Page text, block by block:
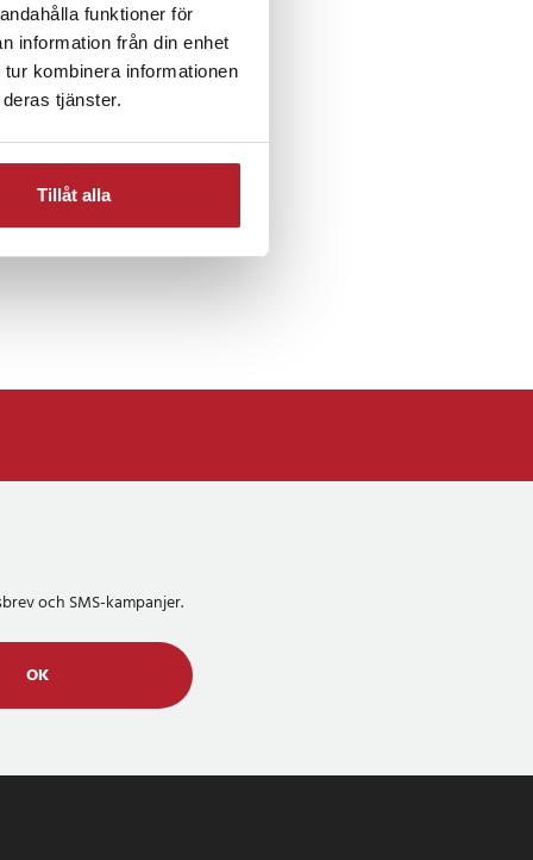
funktioner för
information från din enhet
kombinera informationen
tjänster.
Tillåt alla
Batterier till rakapparater
och SMS-kampanjer.
OK